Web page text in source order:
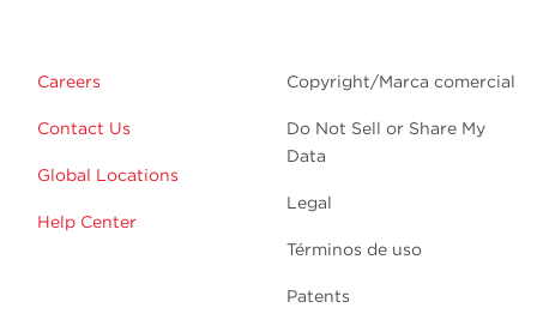
Careers
Contact Us
Global Locations
Help Center
Copyright/Marca comercial
Do Not Sell or Share My
Data
Legal
Términos de uso
Patents